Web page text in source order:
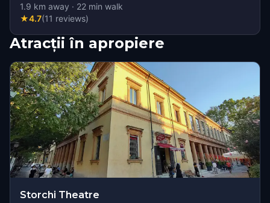
1.9 km away · 22 min walk
★4.7(11 reviews)
Atracții în apropiere
Storchi Theatre